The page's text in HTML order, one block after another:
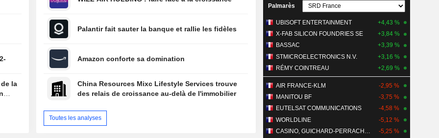
la
Palantir fait sauter la banque et rallie les fidèles
Amazon conforte sa domination
China Resources Mixc Lifestyle Services trouve
des relais de croissance au-delà de l'immobilier
Toutes les analyses
Palmarès
UBISOFT ENTERTAINMENT
+4,43 %
X-FAB SILICON FOUNDRIES SE
+3,84 %
BASSAC
+3,39 %
STMICROELECTRONICS N.V.
+3,16 %
RÉMY COINTREAU
+2,69 %
AIR FRANCE-KLM
-2,95 %
MANITOU BF
-3,75 %
EUTELSAT COMMUNICATIONS
-4,58 %
WORLDLINE
-5,12 %
-5,25 %